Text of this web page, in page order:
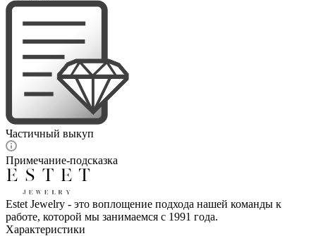
Частичный выкуп
Примечание-подсказка
Estet Jewelry - это воплощение подхода нашей команды к
работе, которой мы занимаемся с 1991 года.
Характеристики